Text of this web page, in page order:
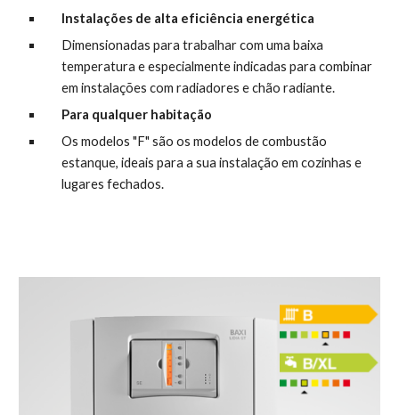
Instalações de alta eficiência energética
Dimensionadas para trabalhar com uma baixa
temperatura e especialmente indicadas para combinar
em instalações com radiadores e chão radiante.
Para qualquer habitação
Os modelos "F" são os modelos de combustão
estanque, ideais para a sua instalação em cozinhas e
lugares fechados.